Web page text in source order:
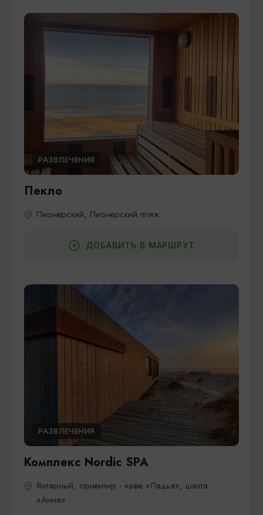
РАЗВЛЕЧЕНИЯ
Пекло
Пионерский, Пионерский пляж
ДОБАВИТЬ В МАРШРУТ
РАЗВЛЕЧЕНИЯ
Комплекс Nordic SPA
Янтарный, ориентир - кафе «Ладья», шахта
«Анна»